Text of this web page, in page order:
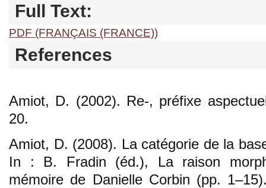
Full Text:
PDF (FRANÇAIS (FRANCE))
References
Amiot, D. (2002). Re-, préfixe
20.
Amiot, D. (2008). La catégorie de la
In : B. Fradin (éd.), La raison
mémoire de Danielle Corbin (pp.